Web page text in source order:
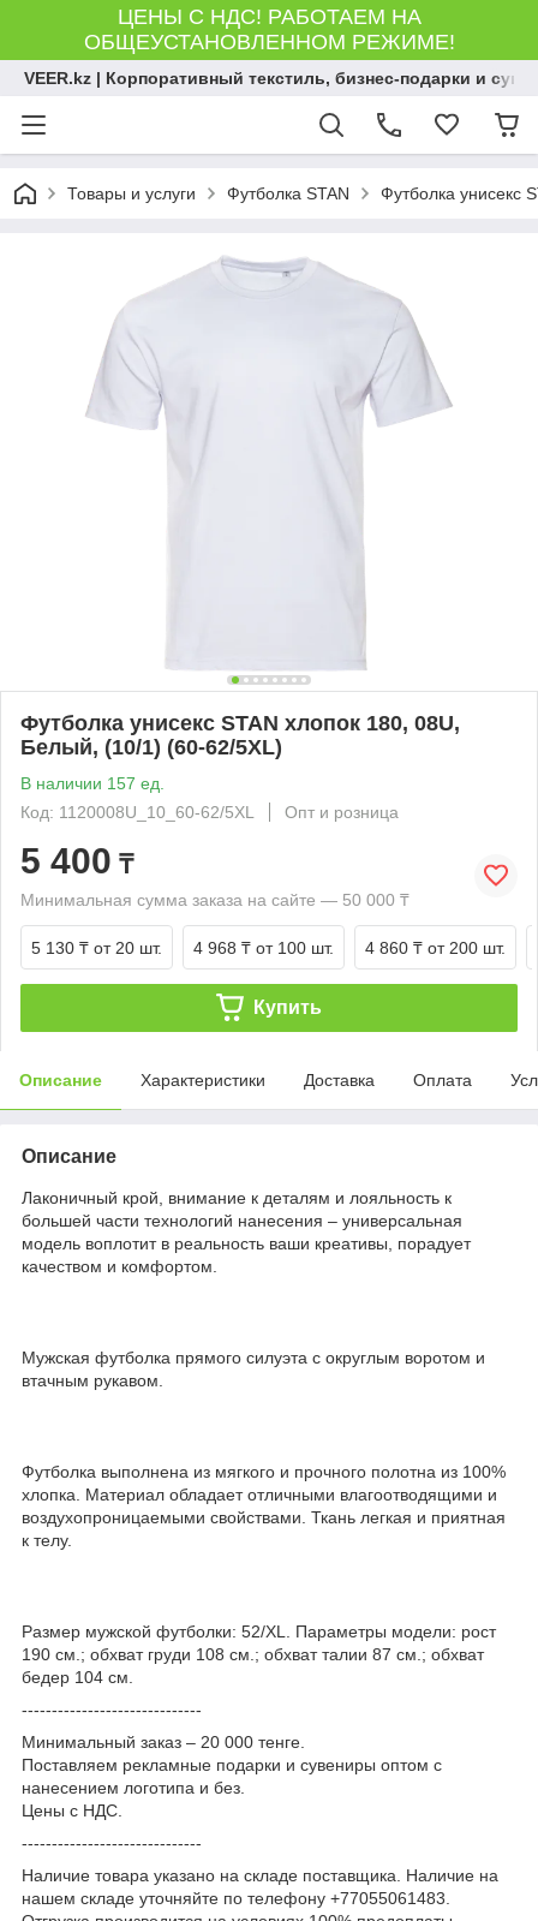
ЦЕНЫ С НДС! РАБОТАЕМ НА
ОБЩЕУСТАНОВЛЕННОМ РЕЖИМЕ!
VEER.kz | Корпоративный текстиль, бизнес-подарки и
Товары и услуги Футболка STAN Футболка унисекс
Футболка унисекс STAN хлопок 180, 08U,
Белый, (10/1) (60-62/5XL)
В наличии 157 ед.
Код: 1120008U_10_60-62/5XL
Опт и розница
5 400 ₸
Минимальная сумма заказа на сайте — 50 000 ₸
5 130 ₸ от 20 шт. 4 968 ₸ от 100 шт. 4 860 ₸ от 200 шт.
Купить
Описание Характеристики Доставка Оплата
Описание
Лаконичный крой, внимание к деталям и лояльность к
большей части технологий нанесения – универсальная
модель воплотит в реальность ваши креативы, порадует
качеством и комфортом.
Мужская футболка прямого силуэта с округлым воротом и
втачным рукавом.
Футболка выполнена из мягкого и прочного полотна из 100%
хлопка. Материал обладает отличными влагоотводящими и
воздухопроницаемыми свойствами. Ткань легкая и приятная
к телу.
Размер мужской футболки: 52/XL. Параметры модели: рост
190 см.; обхват груди 108 см.; обхват талии 87 см.; обхват
бедер 104 см.
------------------------------
Минимальный заказ – 20 000 тенге.
Поставляем рекламные подарки и сувениры оптом с
нанесением логотипа и без.
Цены с НДС.
------------------------------
Наличие товара указано на складе поставщика. Наличие на
нашем складе уточняйте по телефону +77055061483.